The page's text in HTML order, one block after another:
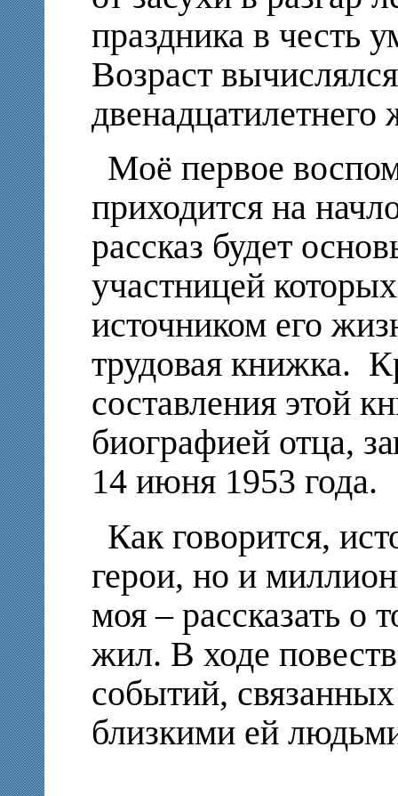
праздника в честь
Возраст
двенадцатилетнего
Моё первое
приходится на
рассказ будет
участницей
источником его
трудовая книжка.
составления этой
биографией отца,
14 июня 1953 года.
Как говорится,
герои, но и
моя – рассказать о
жил. В ходе
событий,
близкими ей